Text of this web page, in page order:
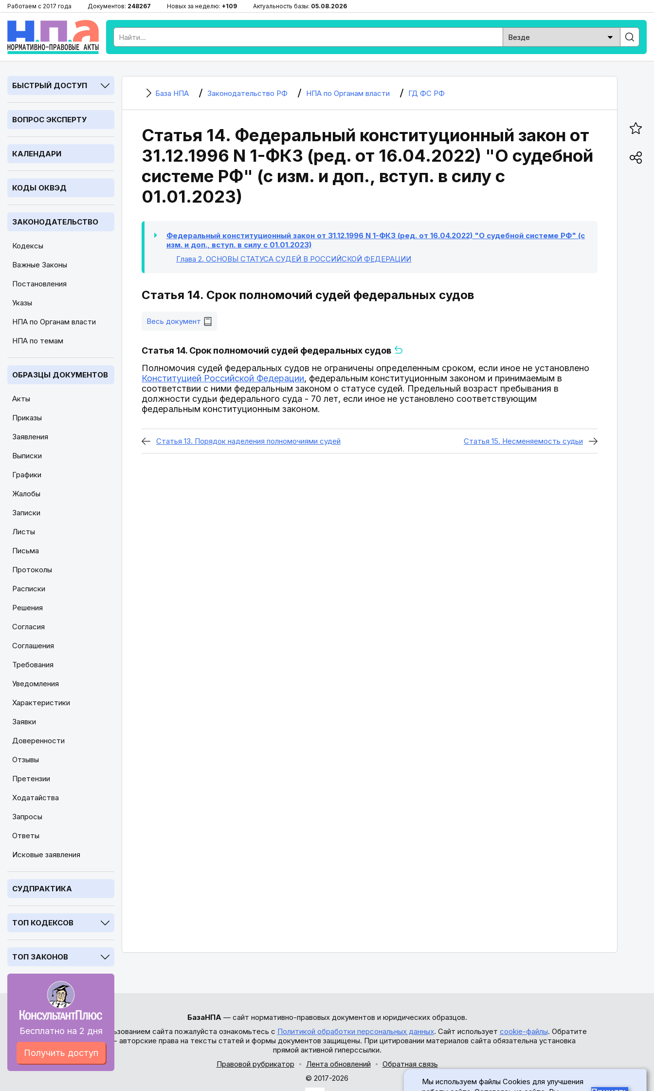
Работаем с 2017 года Документов: 248267 Новых за неделю: +109 Актуальность базы: 05.08.2026
БЫСТРЫЙ ДОСТУП
ВОПРОС ЭКСПЕРТУ
КАЛЕНДАРИ
КОДЫ ОКВЭД
ЗАКОНОДАТЕЛЬСТВО
Кодексы
Важные Законы
Постановления
Указы
НПА по Органам власти
НПА по темам
ОБРАЗЦЫ ДОКУМЕНТОВ
Акты
Приказы
Заявления
Выписки
Графики
Жалобы
Записки
Листы
Письма
Протоколы
Расписки
Решения
Согласия
Соглашения
Требования
Уведомления
Характеристики
Заявки
Доверенности
Отзывы
Претензии
Ходатайства
Запросы
Ответы
Исковые заявления
СУДПРАКТИКА
ТОП КОДЕКСОВ
ТОП ЗАКОНОВ
Бесплатно на 2 дня
Получить доступ
База НПА Законодательство РФ НПА по Органам власти ГД ФС РФ
Статья 14. Федеральный конституционный закон от
31.12.1996 N 1-ФКЗ (ред. от 16.04.2022) "О судебной
системе РФ" (с изм. и доп., вступ. в силу с
01.01.2023)
Федеральный конституционный закон от 31.12.1996 N 1-ФКЗ (ред. от 16.04.2022) "О судебной системе РФ" (с
изм. и доп., вступ. в силу с 01.01.2023)
Глава 2. ОСНОВЫ СТАТУСА СУДЕЙ В РОССИЙСКОЙ ФЕДЕРАЦИИ
Статья 14. Срок полномочий судей федеральных судов
Весь документ
Статья 14. Срок полномочий судей федеральных судов
Полномочия судей федеральных судов не ограничены определенным сроком, если иное не установлено
Конституцией Российской Федерации, федеральным конституционным законом и принимаемым в
соответствии с ними федеральным законом о статусе судей. Предельный возраст пребывания в
должности судьи федерального суда - 70 лет, если иное не установлено соответствующим
федеральным конституционным законом.
Статья 13. Порядок наделения полномочиями судей Статья 15. Несменяемость судьи
БазаНПА— сайт нормативно-правовых документов и юридических образцов.
Перед использованием сайта пожалуйста ознакомьтесь с Политикой обработки персональных данных. Сайт использует cookie-файлы. Обратите
внимание - авторские права на тексты статей и формы документов защищены. При цитировании материалов сайта обязательна установка
прямой активной гиперссылки.
Правовой рубрикатор
Лента обновлений
Обратная связь
© 2017-2026
Мы используем файлы Cookies для улучшения